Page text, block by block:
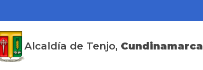
Alcaldía de Tenjo, Cundinamarca